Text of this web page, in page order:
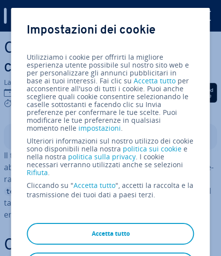
Vai al contenuto prin­ci­pa­le
Centrare il testo in HTML ri­
cor­ren­do al lin­guag­gio CSS
La redazione di IONOS
15 dic 2025
3 mins
Condividi via Facebook
Condividi via Twitter
Condividi via
Indice
Il tag <center> per centrare il testo in HTML è stato
abolito con HTML5. Da allora, per ef­fet­tua­re questa ope­
ra­zio­ne si uti­liz­za­no i CSS. Poiché il parametro richiesto
text-align
definisce già la struttura del documento nel
tag
errori.
Come centrare il testo in
Impostazioni dei cookie
Utilizziamo i cookie per offrirti la migliore
esperienza utente possibile sul nostro sito web e
per personalizzare gli annunci pubblicitari in
base ai tuoi interessi. Fai clic suAccetta tutto per
acconsentire all'uso di tutti i cookie. Puoi anche
scegliere quali cookie consentire selezionando le
caselle sottostanti e facendo clic su Invia
preferenze per confermare le tue scelte. Puoi
modificare le tue preferenze in qualsiasi
momento nelle impostazioni.
Ulteriori informazioni sul nostro utilizzo dei cookie
sono disponibili nella nostra politica sui cookie e
nella nostra politica sulla privacy. I cookie
necessari verranno utilizzati anche se selezioni
Rifiuta.
Cliccando su "Accetta tutto", accetti la raccolta e la
trasmissione dei tuoi dati a paesi terzi.
Accetta tutto